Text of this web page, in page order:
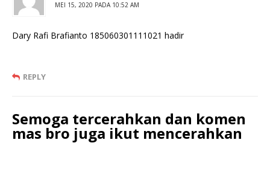
MEI 15, 2020 PADA 10:52 AM
Dary Rafi Brafianto 185060301111021 hadir
REPLY
Semoga tercerahkan dan komen
mas bro juga ikut mencerahkan